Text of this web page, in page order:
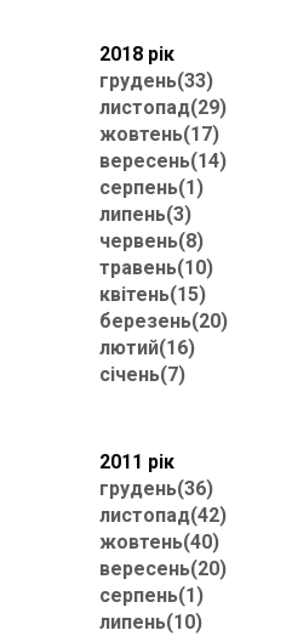
2018 рік
грудень(33)
листопад(29)
жовтень(17)
вересень(14)
серпень(1)
липень(3)
червень(8)
травень(10)
квітень(15)
березень(20)
лютий(16)
січень(7)
2011 рік
грудень(36)
листопад(42)
жовтень(40)
вересень(20)
серпень(1)
липень(10)